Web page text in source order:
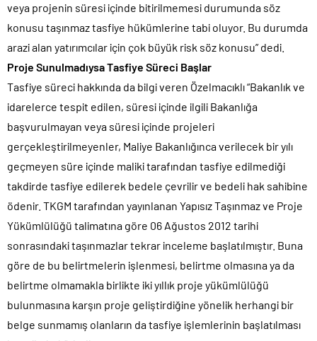
veya projenin süresi içinde bitirilmemesi durumunda söz
konusu taşınmaz tasfiye hükümlerine tabi oluyor. Bu durumda
arazi alan yatırımcılar için çok büyük risk söz konusu” dedi.
Proje Sunulmadıysa Tasfiye Süreci Başlar
Tasfiye süreci hakkında da bilgi veren Özelmacıklı “Bakanlık ve
idarelerce tespit edilen, süresi içinde ilgili Bakanlığa
başvurulmayan veya süresi içinde projeleri
gerçekleştirilmeyenler, Maliye Bakanlığınca verilecek bir yılı
geçmeyen süre içinde maliki tarafından tasfiye edilmediği
takdirde tasfiye edilerek bedele çevrilir ve bedeli hak sahibine
ödenir. TKGM tarafından yayınlanan Yapısız Taşınmaz ve Proje
Yükümlülüğü talimatına göre 06 Ağustos 2012 tarihi
sonrasındaki taşınmazlar tekrar inceleme başlatılmıştır. Buna
göre de bu belirtmelerin işlenmesi, belirtme olmasına ya da
belirtme olmamakla birlikte iki yıllık proje yükümlülüğü
bulunmasına karşın proje geliştirdiğine yönelik herhangi bir
belge sunmamış olanların da tasfiye işlemlerinin başlatılması